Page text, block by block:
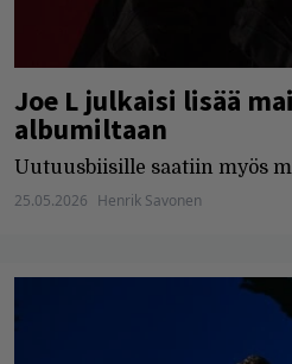
Joe L julkaisi lisää
albumiltaan
Uutuusbiisille saatiin myös
25.05.2026 Henrik Savonen